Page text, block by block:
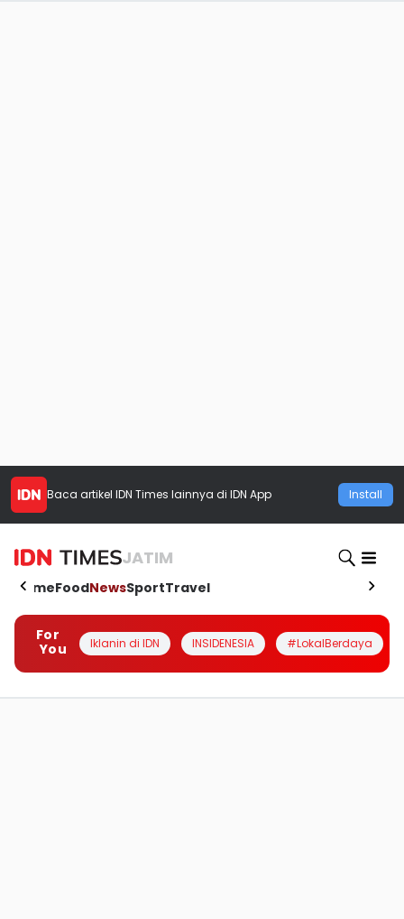
Baca artikel IDN Times lainnya di IDN App Install
JATIM
HomeFoodNewsSportTravel
For
You
Iklanin di IDN INSIDENESIA #LokalBerdaya